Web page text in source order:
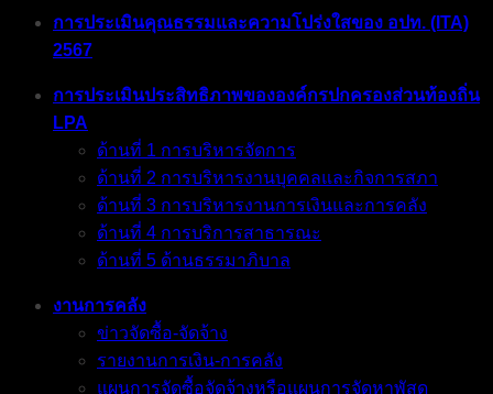
การประเมินคุณธรรมและความโปร่งใสของ อปท. (ITA)
2567
การประเมินประสิทธิภาพขององค์กรปกครองส่วนท้องถิ่น
LPA
ด้านที่ 1 การบริหารจัดการ
ด้านที่ 2 การบริหารงานบุคคลและกิจการสภา
ด้านที่ 3 การบริหารงานการเงินและการคลัง
ด้านที่ 4 การบริการสาธารณะ
ด้านที่ 5 ด้านธรรมาภิบาล
งานการคลัง
ข่าวจัดซื้อ-จัดจ้าง
รายงานการเงิน-การคลัง
แผนการจัดซื้อจัดจ้างหรือแผนการจัดหาพัสดุ